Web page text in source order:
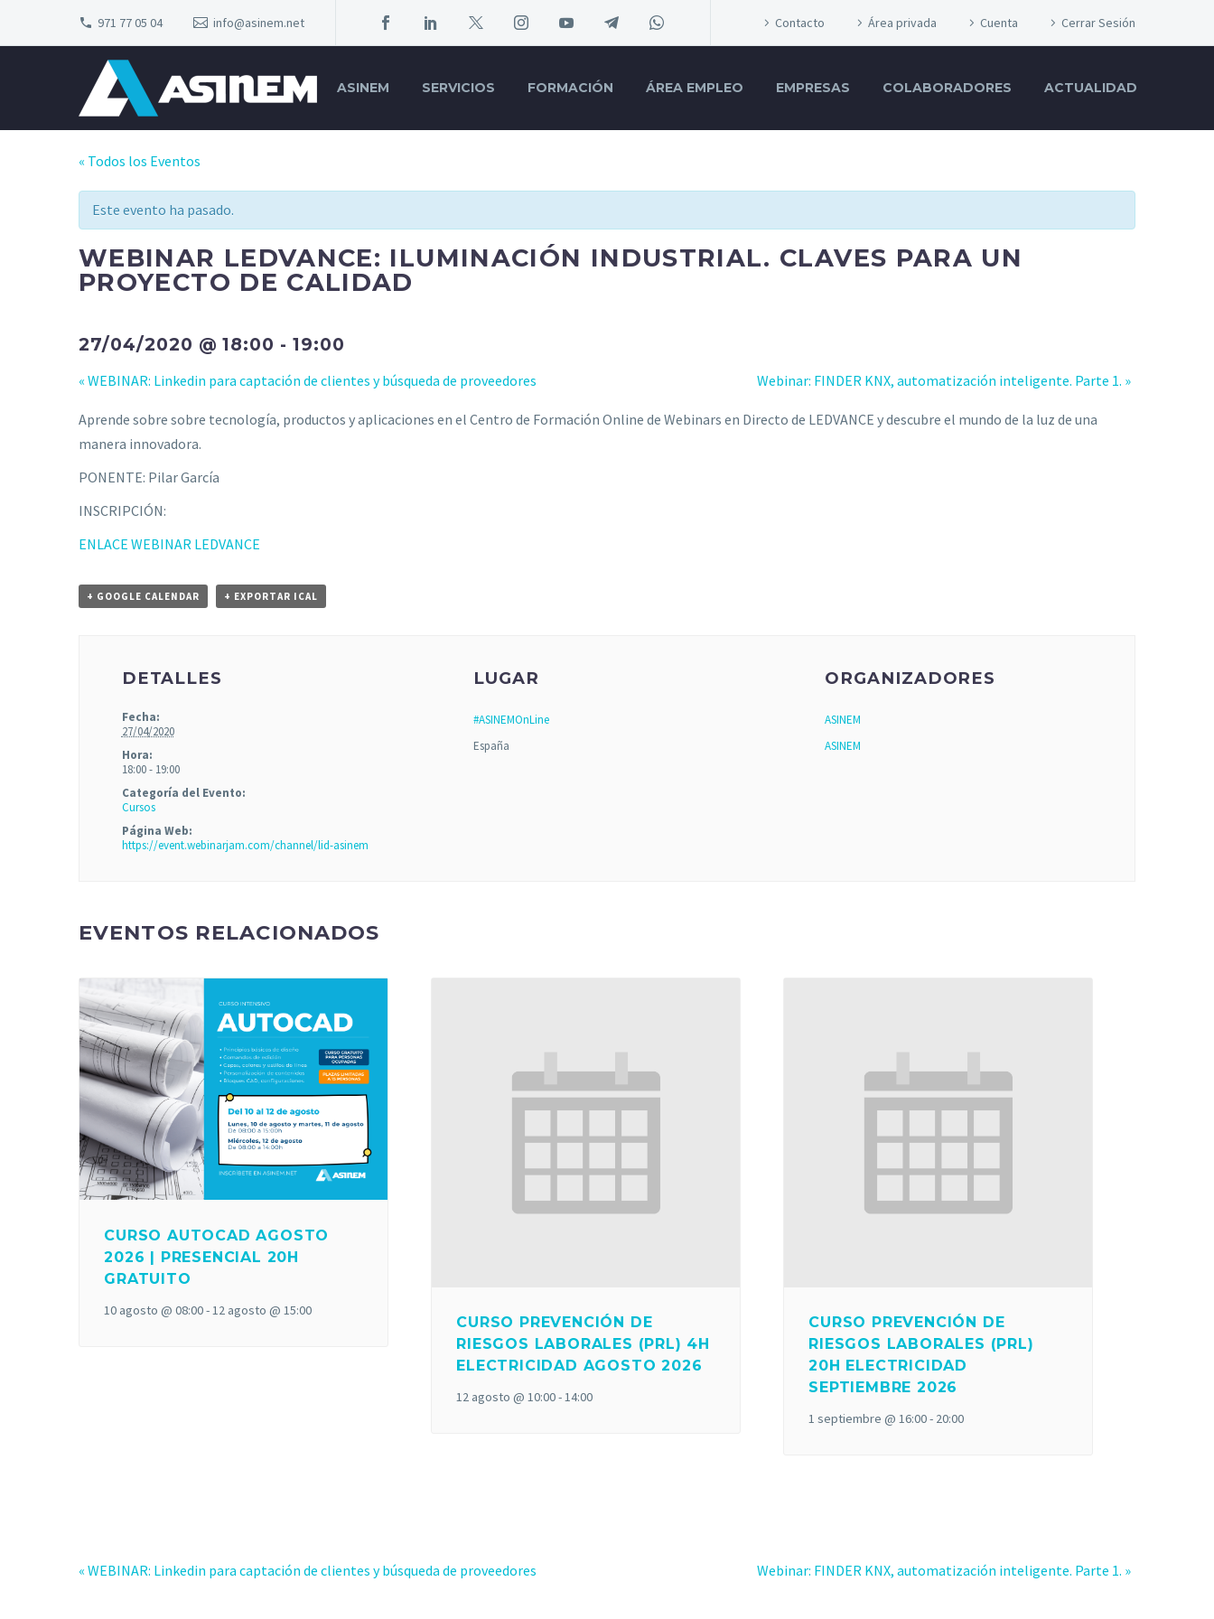
971 77 05 04 info@asinem.net Contacto Área privada Cuenta Cerrar Sesión
ASINEM SERVICIOS FORMACIÓN ÁREA EMPLEO EMPRESAS COLABORADORES ACTUALIDAD
« Todos los Eventos
Este evento ha pasado.
WEBINAR LEDVANCE: ILUMINACIÓN INDUSTRIAL. CLAVES PARA UN
PROYECTO DE CALIDAD
27/04/2020 @ 18:00 -19:00
« WEBINAR: Linkedin para captación de clientes y búsqueda de proveedores Webinar: FINDER KNX, automatización inteligente. Parte 1. »
Aprende sobre sobre tecnología, productos y aplicaciones en el Centro de Formación Online de Webinars en Directo de LEDVANCE y descubre el mundo de la luz de una
manera innovadora.
PONENTE: Pilar García
INSCRIPCIÓN:
ENLACE WEBINAR LEDVANCE
+ GOOGLE CALENDAR + EXPORTAR ICAL
DETALLES
Fecha:
27/04/2020
Hora:
18:00 - 19:00
Categoría del Evento:
Cursos
Página Web:
https://event.webinarjam.com/channel/lid-asinem
LUGAR
#ASINEMOnLine
España
ORGANIZADORES
ASINEM
ASINEM
EVENTOS RELACIONADOS
CURSO AUTOCAD AGOSTO
2026 | PRESENCIAL 20H
GRATUITO
10 agosto @ 08:00- 12 agosto @ 15:00
CURSO PREVENCIÓN DE
RIESGOS LABORALES (PRL) 4H
ELECTRICIDAD AGOSTO 2026
12 agosto @ 10:00-14:00
CURSO PREVENCIÓN DE
RIESGOS LABORALES (PRL)
20H ELECTRICIDAD
SEPTIEMBRE 2026
1 septiembre @ 16:00- 20:00
« WEBINAR: Linkedin para captación de clientes y búsqueda de proveedores Webinar: FINDER KNX, automatización inteligente. Parte 1. »